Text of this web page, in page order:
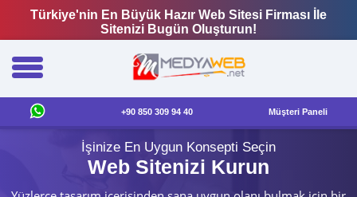
Türkiye'nin En Büyük Hazır Web Sitesi Firması İle
Sitenizi Bugün Oluşturun!
+90 850 309 94 40 Müşteri Paneli
İşinize En Uygun Konsepti Seçin
Web Sitenizi Kurun